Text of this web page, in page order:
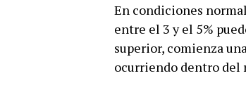
En condiciones
entre el 3 y el 5%
superior, comienza
ocurriendo dentro del